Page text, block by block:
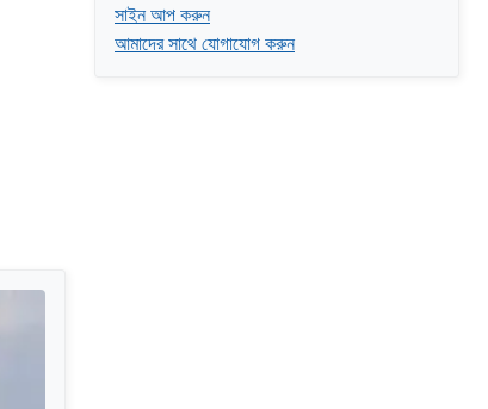
সাইন আপ করুন
আমাদের সাথে যোগাযোগ করুন